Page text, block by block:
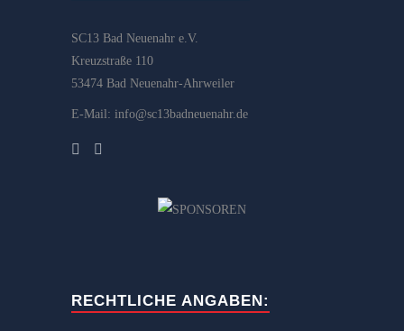
SC13 Bad Neuenahr e.V.
Kreuzstraße 110
53474 Bad Neuenahr-Ahrweiler
E-Mail: info@sc13badneuenahr.de
RECHTLICHE ANGABEN: